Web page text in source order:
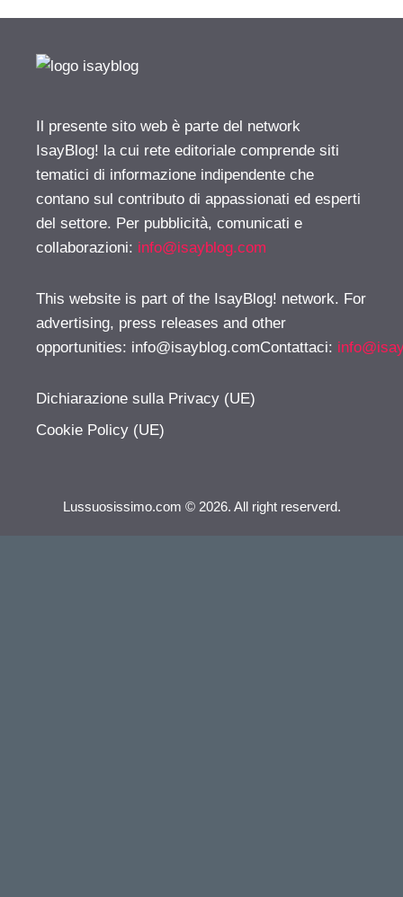
Il presente sito web è parte del network
IsayBlog! la cui rete editoriale comprende siti
tematici di informazione indipendente che
contano sul contributo di appassionati ed esperti
del settore. Per pubblicità, comunicati e
collaborazioni: info@isayblog.com
This website is part of the IsayBlog! network. For
advertising, press releases and other
opportunities: info@isayblog.comContattaci:
Dichiarazione sulla Privacy (UE)
Cookie Policy (UE)
Lussuosissimo.com © 2026. All right reserverd.